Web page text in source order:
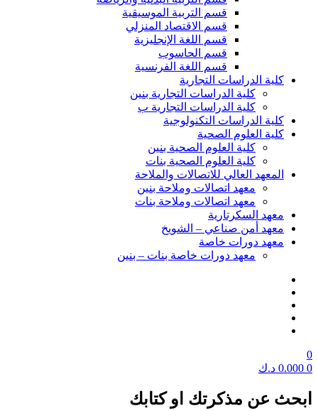
قسم التربية الموسيقية
قسم الاقتصاد المنزلي
قسم اللغة الإنجليزية
قسم الحاسوب
قسم اللغة الفرنسية
كلية الدراسات التجارية
كلية الدراسات التجارية بنين
كلية الدراسات التجارية ب
كلية الدراسات التكنولوجية
كلية العلوم الصحية
كلية العلوم الصحية بنين
كلية العلوم الصحية بنات
المعهد العالي للاتصالات والملاحة
معهد اتصالات وملاحة بنين
معهد اتصالات وملاحة بنات
معهد السكرتارية
معهد أمن صناعي – الشويخ
معهد دورات خاصة
معهد دورات خاصة بنات – بنين
0
0
0.000 د.ك
ابحث عن مذكرتك او كتابك